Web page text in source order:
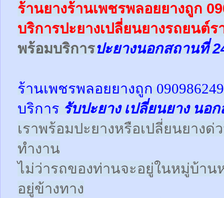
ร้านยางร้านเพชรพลอยยางถูก
บริการปะยางเปลี่ยนยางรถยนต์ร
พร้อมบริการปะยางนอกสถานที่
ร้านเพชรพลอยยางถูก
บริการ รับปะยาง เปลี่ยนยาง นอ
เราพร้อมปะยางหรือเปลี่ยนยาง
ทำงาน
ไม่ว่ารถของท่านจะอยู่ในหมู่บ้า
อยู่ข้างทาง